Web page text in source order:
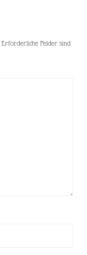
Erforderliche Felder sind